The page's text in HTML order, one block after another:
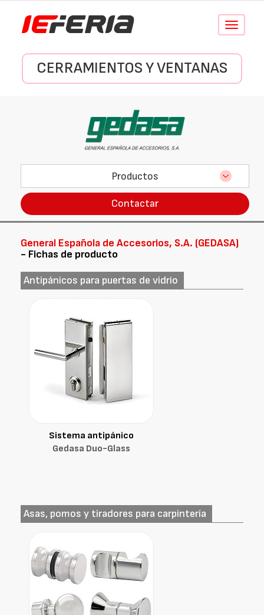
Conmutar
CERRAMIENTOS Y VENTANAS
Productos
Contactar
General Española de Accesorios, S.A. (GEDASA)
- Fichas de producto
Antipánicos para puertas de vidrio
Sistema antipánico
Gedasa Duo-Glass
Asas, pomos y tiradores para carpintería